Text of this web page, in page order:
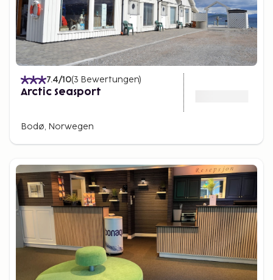
7.4/10(3 Bewertungen)
Arctic Seasport
Bodø, Norwegen